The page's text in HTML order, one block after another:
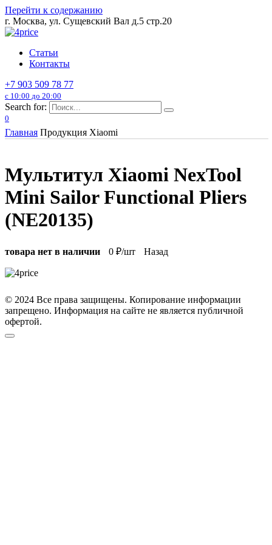
Перейти к содержанию
г. Москва, ул. Сущевский Вал д.5 стр.20
Статьи
Контакты
+7 903 509 78 77
с 10:00 до 20:00
Search for:
0
Главная Продукция Xiaomi
Мультитул Xiaomi NexTool
Mini Sailor Functional Pliers
(NE20135)
товара нет в наличии 0 ₽/шт Назад
© 2024 Все права защищены. Копирование информации
запрещено. Информация на сайте не является публичной
офертой.